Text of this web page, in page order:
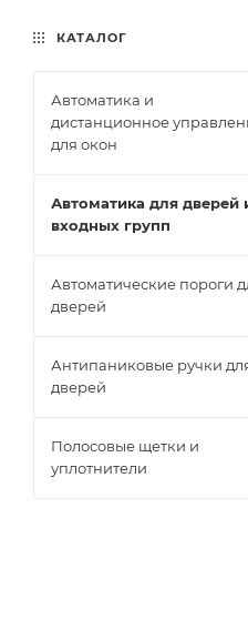
КАТАЛОГ
Автоматика и
дистанционное
для окон
Автоматика для дверей
входных групп
Автоматические пороги
дверей
Антипаниковые ручки
дверей
Полосовые щетки и
уплотнители